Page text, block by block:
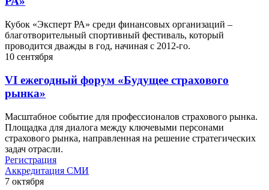
Кубок «Эксперт РА» среди финансовых организаций –
благотворительный спортивный фестиваль, который
проводится дважды в год, начиная с 2012-го.
10 сентября
VI ежегодный форум «Будущее страхового
рынка»
Масштабное событие для профессионалов страхового рынка.
Площадка для диалога между ключевыми персонами
страхового рынка, направленная на решение стратегических
задач отрасли.
Регистрация
Аккредитация СМИ
7 октября